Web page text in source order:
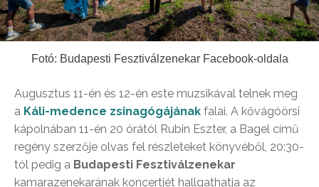
Fotó: Budapesti Fesztiválzenekar Facebook-oldala
Augusztus 11-én és 12-én este muzsikával telnek meg
a Káli-medence zsinagógájának falai. A kővágóörsi
kápolnában 11-én 20 órától Rubin Eszter, a Bagel című
regény szerzője olvas fel részleteket könyvéből, 20:30-
tól pedig a Budapesti Fesztiválzenekar
kamarazenekarának koncertjét hallgathatja az